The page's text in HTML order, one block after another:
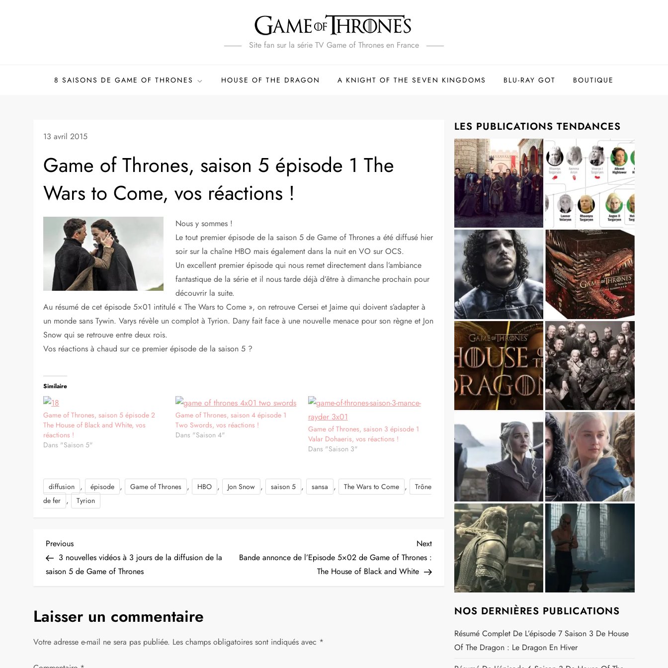
Site fan sur la série TV Game of Thrones en France
8 SAISONS DE GAME OF THRONES HOUSE OF THE DRAGON A KNIGHT OF THE SEVEN KINGDOMS BLU-RAY GOT BOUTIQUE
13 avril 2015
Game of Thrones, saison 5 épisode 1 The
Wars to Come, vos réactions !
Nous y sommes !
Le tout premier épisode de la saison 5 de Game of Thrones a été diffusé hier
soir sur la chaîne HBO mais également dans la nuit en VO sur OCS.
Un excellent premier épisode qui nous remet directement dans l’ambiance
fantastique de la série et il nous tarde déjà d’être à dimanche prochain pour
découvrir la suite.
Au résumé de cet épisode 5×01 intitulé « The Wars to Come », on retrouve Cersei et Jaime qui doivent s’adapter à
un monde sans Tywin. Varys révèle un complot à Tyrion. Dany fait face à une nouvelle menace pour son règne et Jon
Snow qui se retrouve entre deux rois.
Vos réactions à chaud sur ce premier épisode de la saison 5 ?
Similaire
Game of Thrones, saison 5 épisode 2
The House of Black and White, vos
réactions !
Dans "Saison 5"
Game of Thrones, saison 4 épisode 1
Two Swords, vos réactions !
Dans "Saison 4"
Game of Thrones, saison 3 épisode 1
Valar Dohaeris, vos réactions !
Dans "Saison 3"
diffusion , épisode , Game of Thrones , HBO , Jon Snow , saison 5 , sansa , The Wars to Come ,
Trône
de fer , Tyrion
N
a
i
g
Previous
Post
Previous
3 nouvelles vidéos à 3 jours de la diffusion de la
saison 5 de Game of Thrones
Next
Post
Next
Bande annonce de l’Episode 5×02 de Game of Thrones :
The House of Black and White
Laisser un commentaire
Votre adresse e-mail ne sera pas publiée. Les champs obligatoires sont indiqués avec *
LES PUBLICATIONS TENDANCES
NOS DERNIÈRES PUBLICATIONS
Résumé Complet De L’épisode 7 Saison 3 De House
Of The Dragon : Le Dragon En Hiver